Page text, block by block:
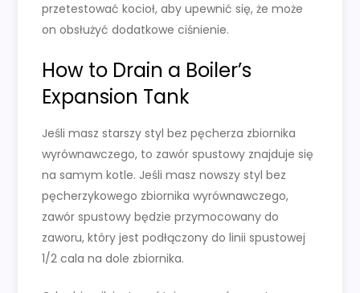
przetestować kocioł, aby upewnić się, że może
on obsłużyć dodatkowe ciśnienie.
How to Drain a Boiler’s
Expansion Tank
Jeśli masz starszy styl bez pęcherza zbiornika
wyrównawczego, to zawór spustowy znajduje się
na samym kotle. Jeśli masz nowszy styl bez
pęcherzykowego zbiornika wyrównawczego,
zawór spustowy będzie przymocowany do
zaworu, który jest podłączony do linii spustowej
1/2 cala na dole zbiornika.